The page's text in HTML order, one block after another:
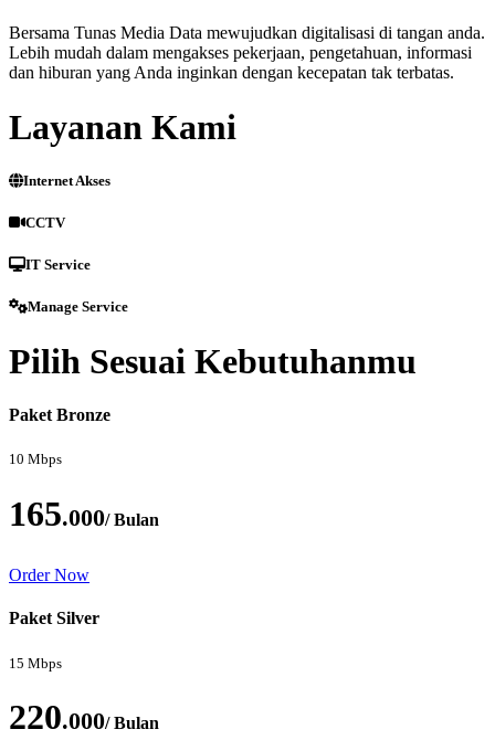
Bersama Tunas Media Data mewujudkan digitalisasi di tangan anda.
Lebih mudah dalam mengakses pekerjaan, pengetahuan, informasi
dan hiburan yang Anda inginkan dengan kecepatan tak terbatas.
Layanan Kami
Internet Akses
CCTV
IT Service
Manage Service
Pilih Sesuai Kebutuhanmu
Paket Bronze
10 Mbps
165.000/ Bulan
Order Now
Paket Silver
15 Mbps
220.000/ Bulan